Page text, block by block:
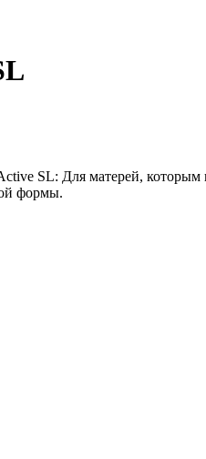
SL: Для матерей, которым
формы.